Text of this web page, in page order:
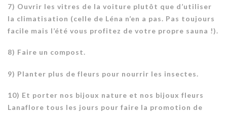
7) Ouvrir les vitres de la voiture plutôt que d’utiliser
la climatisation (celle de Léna n’en a pas. Pas toujours
facile mais l’été vous profitez de votre propre sauna !).
8) Faire un compost.
9) Planter plus de fleurs pour nourrir les insectes.
10) Et porter nos bijoux nature et nos bijoux fleurs
Lanaflore tous les jours pour faire la promotion de